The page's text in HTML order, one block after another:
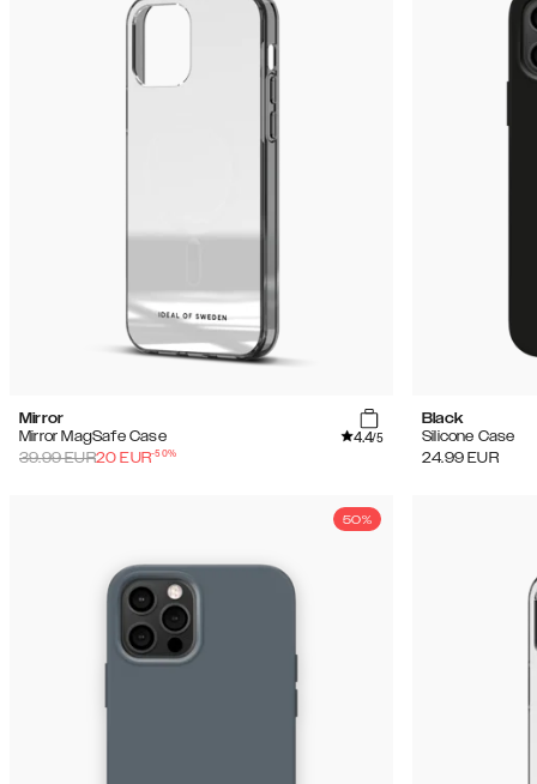
Mirror
Mirror MagSafe Case
4.4/5
39.99EUR20 EUR-50%
Black
Silicone Case
24.99 EUR
50%